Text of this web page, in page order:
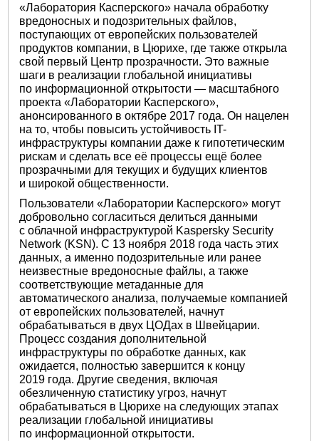
«Лаборатория Касперского» начала обработку
вредоносных и подозрительных файлов,
поступающих от европейских пользователей
продуктов компании, в Цюрихе, где также открыла
свой первый Центр прозрачности. Это важные
шаги в реализации глобальной инициативы
по информационной открытости — масштабного
проекта «Лаборатории Касперского»,
анонсированного в октябре 2017 года. Он нацелен
на то, чтобы повысить устойчивость IT-
инфраструктуры компании даже к гипотетическим
рискам и сделать все её процессы ещё более
прозрачными для текущих и будущих клиентов
и широкой общественности.
Пользователи «Лаборатории Касперского» могут
добровольно согласиться делиться данными
с облачной инфраструктурой Kaspersky Security
Network (KSN). С 13 ноября 2018 года часть этих
данных, а именно подозрительные или ранее
неизвестные вредоносные файлы, а также
соответствующие метаданные для
автоматического анализа, получаемые компанией
от европейских пользователей, начнут
обрабатываться в двух ЦОДах в Швейцарии.
Процесс создания дополнительной
инфраструктуры по обработке данных, как
ожидается, полностью завершится к концу
2019 года. Другие сведения, включая
обезличенную статистику угроз, начнут
обрабатываться в Цюрихе на следующих этапах
реализации глобальной инициативы
по информационной открытости.